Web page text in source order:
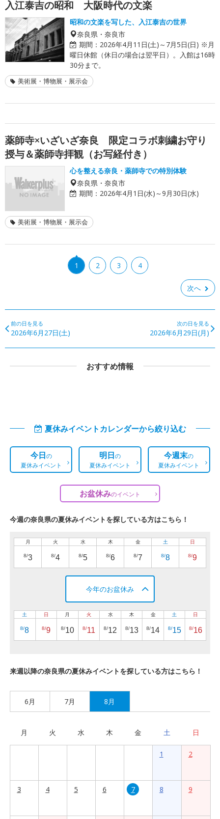
入江泰吉の昭和 大阪時代の文楽
昭和の文楽を写した、入江泰吉の世界
奈良県・奈良市
期間： 2026年4月11日(土)～7月5日(日) ※月
曜日休館（休日の場合は翌平日）。入館は16時
30分まで。
美術展・博物展・展示会
薬師寺×いざいざ奈良 限定コラボ刺繍お守り
授与＆薬師寺拝観（お写経付き）
心を整える奈良・薬師寺での特別体験
奈良県・奈良市
期間： 2026年4月1日(水)～9月30日(水)
美術展・博物展・展示会
1 2 3 4
次へ
前の日を見る
2026年6月27日(土)
次の日を見る
2026年6月29日(月)
おすすめ情報
夏休みイベントカレンダーから絞り込む
今日の
夏休みイベント
明日の
夏休みイベント
今週末の
夏休みイベント
お盆休みのイベント
今週の奈良県の夏休みイベントを探している方はこちら！
月
8/3
火
8/4
水
8/5
木
8/6
金
8/7
土
8/8
日
8/9
今年のお盆休み
土
8/8
日
8/9
月
8/10
火
8/11
水
8/12
木
8/13
金
8/14
土
8/15
日
8/16
来週以降の奈良県の夏休みイベントを探している方はこちら！
6月 7月 8月
月 火 水 木 金 土 日
1 2
3 4 5 6 7 8 9